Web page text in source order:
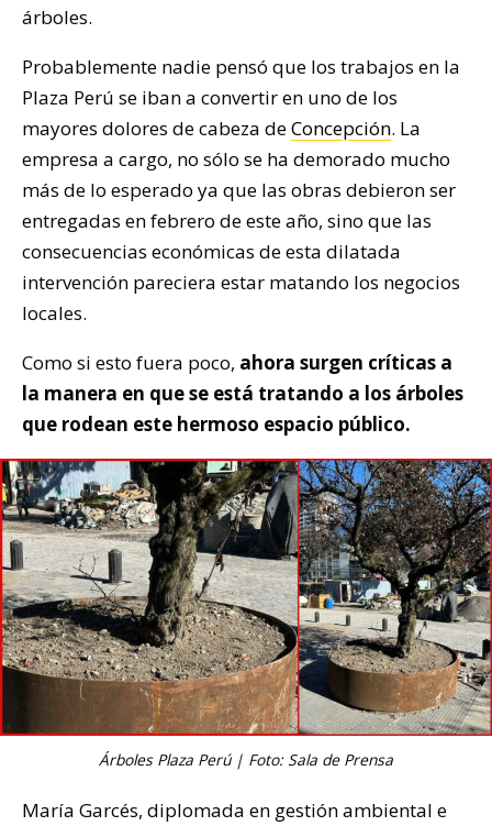
árboles.
Probablemente nadie pensó que los trabajos en la
Plaza Perú se iban a convertir en uno de los
mayores dolores de cabeza deConcepción. La
empresa a cargo, no sólo se ha demorado mucho
más de lo esperado ya que las obras debieron ser
entregadas en febrero de este año, sino que las
consecuencias económicas de esta dilatada
intervención pareciera estar matando los negocios
locales.
Como si esto fuera poco, ahora surgen críticas a
la manera en que se está tratando a los árboles
que rodean este hermoso espacio público.
Árboles Plaza Perú | Foto: Sala de Prensa
María Garcés, diplomada en gestión ambiental e